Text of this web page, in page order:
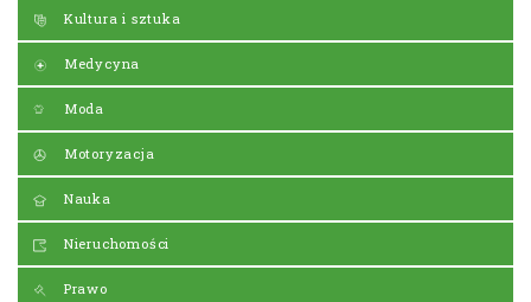
Kultura i sztuka
Medycyna
Moda
Motoryzacja
Nauka
Nieruchomości
Prawo